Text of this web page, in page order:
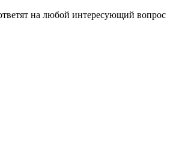
на любой интересующий вопрос